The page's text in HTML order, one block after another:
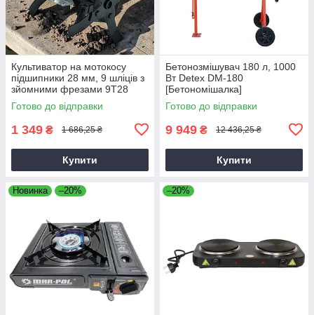
Культиватор на мотокосу
підшипники 28 мм, 9 шліців з
зйомними фрезами 9T28
Готово до відправки
1 349 ₴ 1 686,25 ₴
Купити
Бетонозмішувач 180 л, 1000
Вт Detex DM-180
[Бетономішалка]
Готово до відправки
9 949 ₴ 12 436,25 ₴
Купити
Новинка –20% –20%